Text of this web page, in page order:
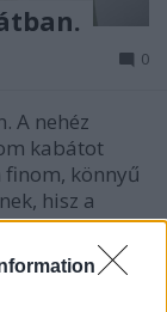
0
A nehéz
kabátot
finom, könnyű
hisz a
bárki